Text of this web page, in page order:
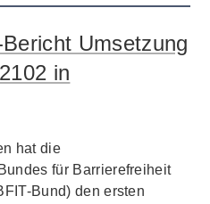
Umsetzung
in
hat die
für Barrierefreiheit
Bund) den ersten